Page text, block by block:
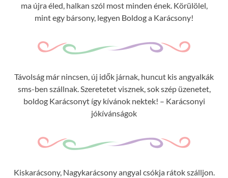
ma újra éled, halkan szól most minden ének. Körülölel,
mint egy bársony, legyen Boldog a Karácsony!
Távolság már nincsen, új idők járnak, huncut kis angyalkák
sms-ben szállnak. Szeretetet visznek, sok szép üzenetet,
boldog Karácsonyt így kívánok nektek! – Karácsonyi
jókívánságok
Kiskarácsony, Nagykarácsony angyal csókja rátok szálljon.